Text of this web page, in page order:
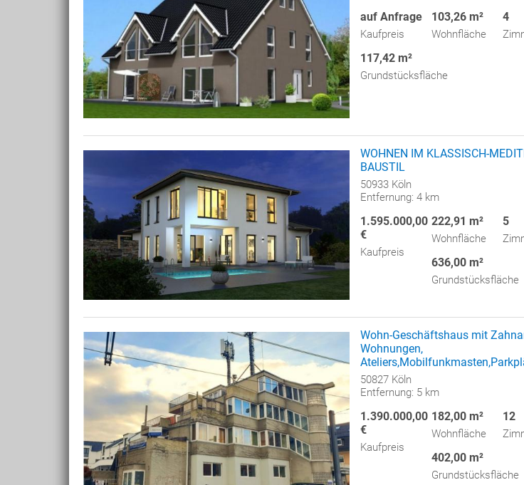
auf Anfrage
Kaufpreis
103,26 m²
Wohnfläche
4
117,42 m²
Grundstücksfläche
WOHNEN IM KLASSISCH-
BAUSTIL
50933 Köln
Entfernung: 4 km
1.595.000,00
€
Kaufpreis
222,91 m²
Wohnfläche
5
636,00 m²
Grundstücksfläche
Wohn-Geschäftshaus mit
Wohnungen,
50827 Köln
Entfernung: 5 km
1.390.000,00
€
Kaufpreis
182,00 m²
Wohnfläche
12
402,00 m²
Grundstücksfläche